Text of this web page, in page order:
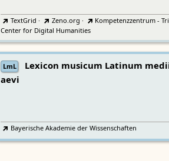
TextGrid · Zeno.org ·
Kompetenzzentrum -
Center for Digital Humanities
LmL
Lexicon musicum Latinum
aevi
Bayerische Akademie der Wissenschaften